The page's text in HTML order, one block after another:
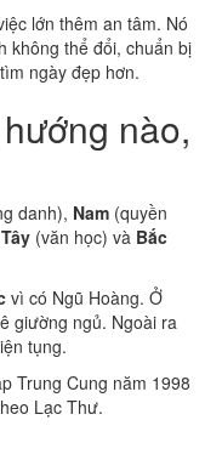
lớn thêm an tâm. Nó
không thể đổi, chuẩn bị
ngày đẹp hơn.
nào,
danh), Nam (quyền
Tây (văn học) và Bắc
vì có Ngũ Hoàng. Ở
giường ngủ. Ngoài ra
tụng.
Trung Cung năm 1998
Lạc Thư.